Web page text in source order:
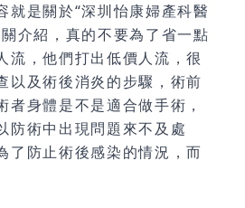
就是關於“深圳怡康婦產科醫
介紹，真的不要為了省一點
流，他們打出低價人流，很
以及術後消炎的步驟，術前
者身體是不是適合做手術，
防術中出現問題來不及處
了防止術後感染的情況，而